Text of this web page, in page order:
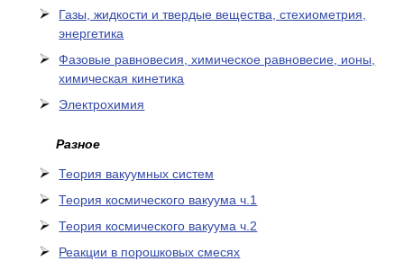
Газы, жидкости и твердые вещества, стехиометрия,
энергетика
Фазовые равновесия, химическое равновесие, ионы,
химическая кинетика
Электрохимия
Разное
Теория вакуумных систем
Теория космического вакуума ч.1
Теория космического вакуума ч.2
Реакции в порошковых смесях